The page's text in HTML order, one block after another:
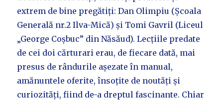
extrem de bine pregătiți: Dan Olimpiu (Școala
Generală nr.2 Ilva-Mică) și Tomi Gavril (Liceul
„George Coșbuc” din Năsăud). Lecțiile predate
de cei doi cărturari erau, de fiecare dată, mai
presus de rândurile așezate în manual,
amănuntele oferite, însoțite de noutăți și
curiozități, fiind de-a dreptul fascinante. Chiar